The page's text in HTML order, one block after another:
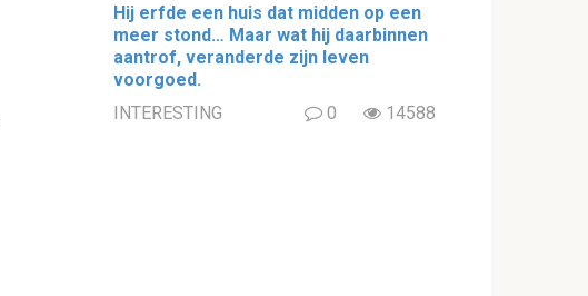
Hij erfde een huis dat midden op een
meer stond… Maar wat hij daarbinnen
aantrof, veranderde zijn leven
voorgoed.
INTERESTING
0 14588